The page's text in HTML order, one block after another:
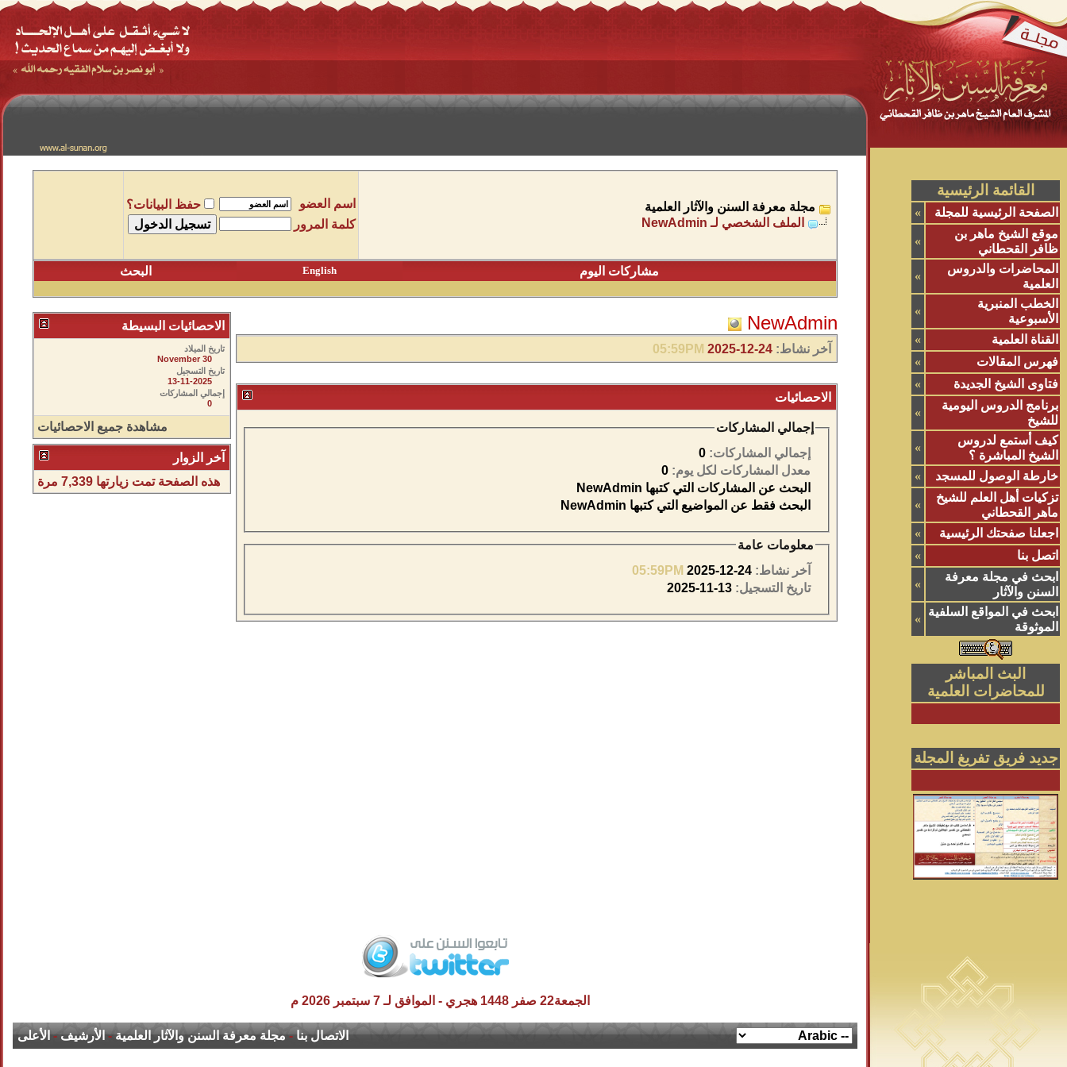
القائمة الرئيسية
الصفحة الرئيسية للمجلة
»
موقع الشيخ ماهر بن
ظافر القحطاني
»
المحاضرات والدروس
العلمية
»
الخطب المنبرية
الأسبوعية
»
القناة العلمية
»
فهرس المقالات
»
فتاوى الشيخ الجديدة
»
برنامج الدروس اليومية
للشيخ
»
كيف أستمع لدروس
الشيخ المباشرة ؟
»
خارطة الوصول للمسجد
»
تزكيات أهل العلم للشيخ
ماهر القحطاني
»
اجعلنا صفحتك الرئيسية
»
اتصل بنا
»
ابحث في مجلة معرفة
السنن والآثار
»
ابحث في المواقع السلفية
الموثوقة
»
البث المباشر
للمحاضرات العلمية
جديد فريق تفريغ المجلة
مجلة معرفة السنن والآثار العلمية
الملف الشخصي لـ NewAdmin
اسم العضو
حفظ البيانات؟
كلمة المرور
مشاركات اليوم English البحث
NewAdmin
آخر نشاط: 05:59PM
الاحصائيات
إجمالي المشاركات
إجمالي المشاركات:
معدل المشاركات لكل يوم:
البحث عن المشاركات التي كتبها NewAdmin
البحث فقط عن المواضيع التي كتبها NewAdmin
معلومات عامة
آخر نشاط:
05:59PM
تاريخ التسجيل:
الاحصائيات البسيطة
تاريخ الميلاد
November 30
تاريخ التسجيل
13-11-2025
إجمالي المشاركات
0
مشاهدة جميع الاحصائيات
آخر الزوار
هذه الصفحة تمت زيارتها 7,339 مرة
الجمعة22 صفر 1448 هجري - الموافق لـ 7 سبتمبر 2026 م
الاتصال بنا-مجلة معرفة السنن والآثار العلمية-الأرشيف-الأعلى